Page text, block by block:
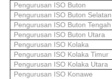
Pengurusan ISO Buton
Pengurusan ISO Buton Selatan
Pengurusan ISO Buton Tengah
Pengurusan ISO Buton Utara
Pengurusan ISO Kolaka
Pengurusan ISO Kolaka Timur
Pengurusan ISO Kolaka Utara
Pengurusan ISO Konawe